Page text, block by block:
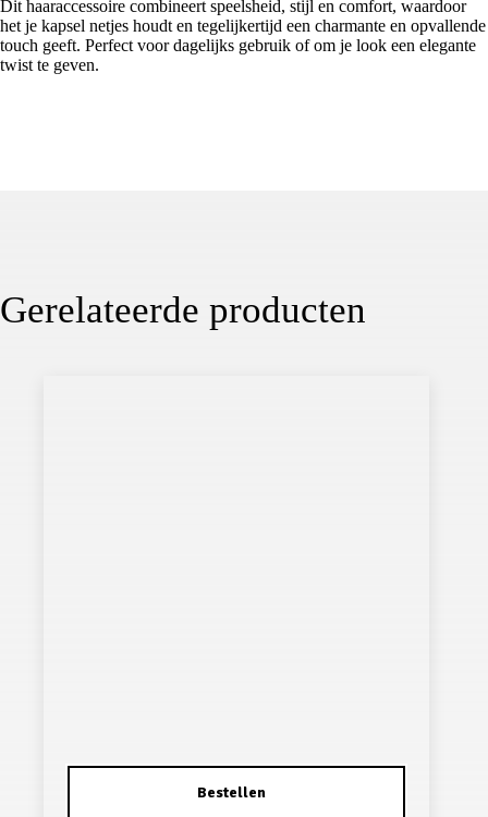
Dit haaraccessoire combineert speelsheid, stijl en comfort, waardoor
het je kapsel netjes houdt en tegelijkertijd een charmante en opvallende
touch geeft. Perfect voor dagelijks gebruik of om je look een elegante
twist te geven.
Gerelateerde producten